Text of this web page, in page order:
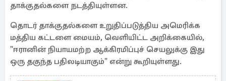
தாக்குதல்களை நடத்தியுள்ளன.
தொடர் தாக்குதல்களை உறுதிப்படுத்திய அமெரிக்க
மத்திய கட்டளை மையம், வெளியிட்ட அறிக்கையில்,
"ஈரானின் நியாயமற்ற ஆக்கிரமிப்புச் செயலுக்கு இது
ஒரு தகுந்த பதிலடியாகும்" என்று கூறியுள்ளது.